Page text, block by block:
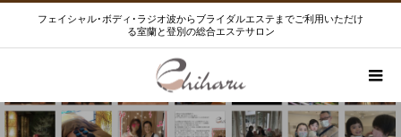
フェイシャル･ボディ･ラジオ波からブライダルエステまでご利用いただけ
る室蘭と登別の総合エステサロン